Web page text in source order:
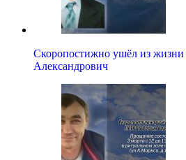
Скоропостижно ушёл из
Александрович